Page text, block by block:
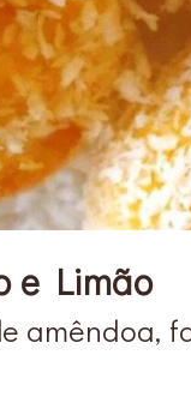
e Limão
amêndoa,